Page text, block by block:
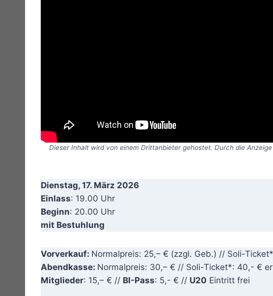
Dieser Inhalt wird von einem Drittanbieter gehostet. Durch die
Dienstag, 17. März 2026
Einlass: 19.00 Uhr
Beginn: 20.00 Uhr
mit Bestuhlung
Vorverkauf: Normalpreis: 25,– € (zzgl. Geb.) // Soli-
Abendkasse: Normalpreis: 30,– € // Soli-Ticket*: 40,- €
Mitglieder: 15,– € // BI-Pass: 5,- € // U20 Eintritt frei